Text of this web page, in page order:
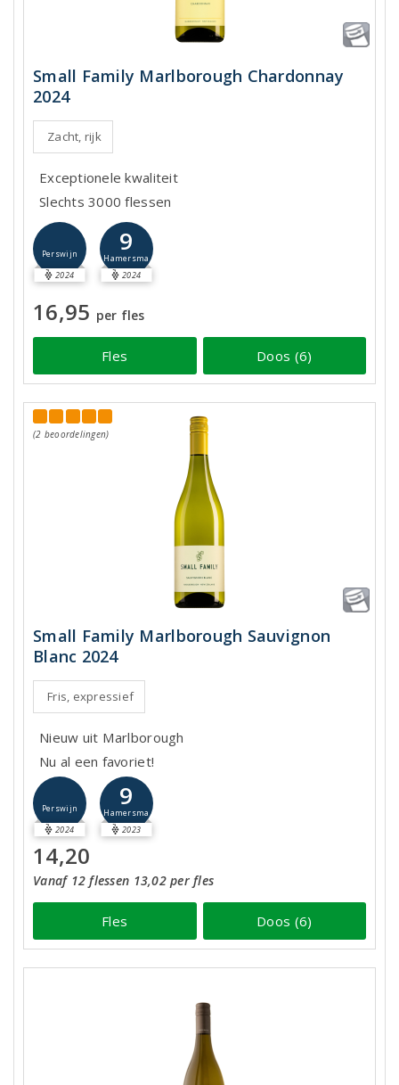
Small Family Marlborough Chardonnay
2024
Zacht, rijk
Exceptionele kwaliteit
Slechts 3000 flessen
Perswijn
2024
9
Hamersma
2024
16,95 per fles
Fles Doos (6)
(2 beoordelingen)
Small Family Marlborough Sauvignon
Blanc 2024
Fris, expressief
Nieuw uit Marlborough
Nu al een favoriet!
Perswijn
2024
9
Hamersma
2023
14,20
Vanaf 12 flessen 13,02 per fles
Fles Doos (6)